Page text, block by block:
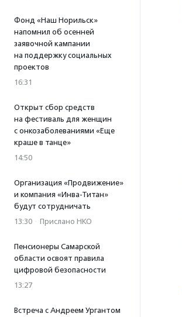
Фонд «Наш Норильск»
напомнил об осенней
заявочной кампании
на поддержку социальных
проектов
16:31
Открыт сбор средств
на фестиваль для женщин
с онкозаболеваниями «Еще
краше в танце»
14:50
Организация «Продвижение»
и компания «Инва-Титан»
будут сотрудничать
13:30 · Прислано НКО
Пенсионеры Самарской
области освоят правила
цифровой безопасности
13:27
Встреча с Андреем Ургантом